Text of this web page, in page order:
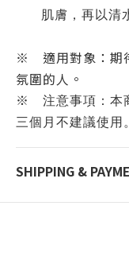
肌膚，再以清
※ 適用對象：期
氛圍的人。
※ 注意事項：本
三個月不建議使用
SHIPPING &